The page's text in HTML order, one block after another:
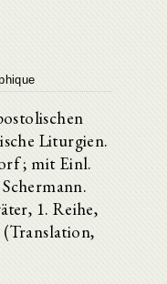
Liturgien.
; mit Einl.
1. Reihe,